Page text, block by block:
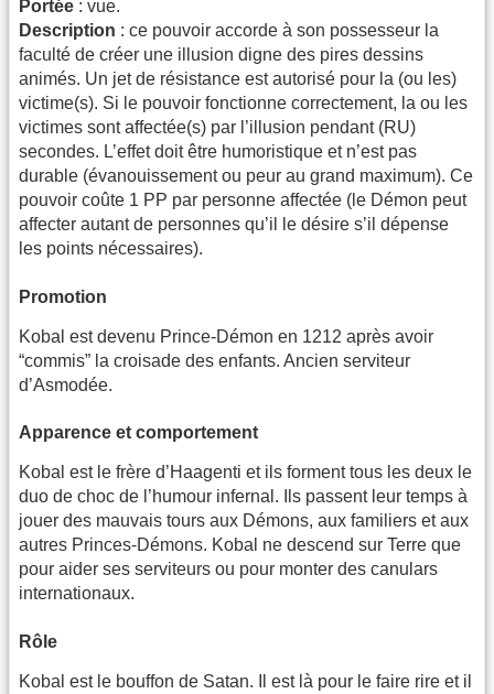
Portée : vue.
Description : ce pouvoir accorde à son possesseur la
faculté de créer une illusion digne des pires dessins
animés. Un jet de résis­tance est autorisé pour la (ou les)
victime(s). Si le pouvoir fonc­tionne correctement, la ou les
victimes sont affectée(s) par l’illusion pendant (RU)
secondes. L’effet doit être humo­ristique et n’est pas
durable (évanouissement ou peur au grand maximum). Ce
pouvoir coûte 1 PP par personne affectée (le Démon peut
affecter autant de personnes qu’il le désire s’il dépense
les points néces­saires).
Promotion
Kobal est devenu Prince-Démon en 1212 après avoir
“commis” la croisade des enfants. Ancien servi­teur
d’Asmodée.
Apparence et comportement
Kobal est le frère d’Haagenti et ils forment tous les deux le
duo de choc de l’humour infernal. Ils pas­sent leur temps à
jouer des mauvais tours aux Démons, aux fami­liers et aux
autres Princes-Démons. Kobal ne descend sur Terre que
pour aider ses serviteurs ou pour monter des canulars
interna­tionaux.
Rôle
Kobal est le bouffon de Satan. Il est là pour le faire rire et il